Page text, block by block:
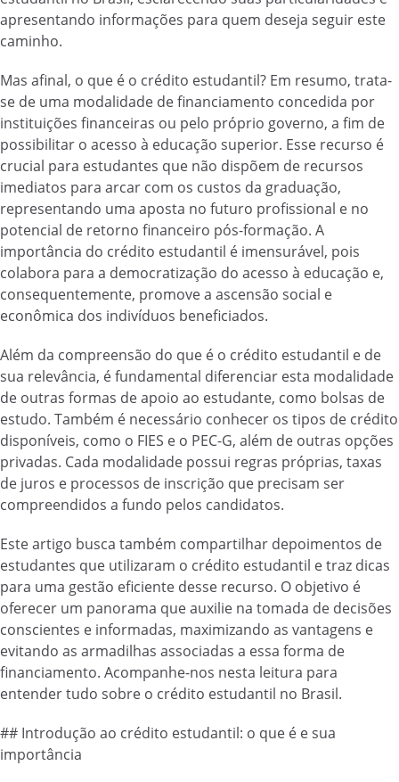
apresentando informações para quem deseja seguir este
caminho.
Mas afinal, o que é o crédito estudantil? Em resumo, trata-
se de uma modalidade de financiamento concedida por
instituições financeiras ou pelo próprio governo, a fim de
possibilitar o acesso à educação superior. Esse recurso é
crucial para estudantes que não dispõem de recursos
imediatos para arcar com os custos da graduação,
representando uma aposta no futuro profissional e no
potencial de retorno financeiro pós-formação. A
importância do crédito estudantil é imensurável, pois
colabora para a democratização do acesso à educação e,
consequentemente, promove a ascensão social e
econômica dos indivíduos beneficiados.
Além da compreensão do que é o crédito estudantil e de
sua relevância, é fundamental diferenciar esta modalidade
de outras formas de apoio ao estudante, como bolsas de
estudo. Também é necessário conhecer os tipos de crédito
disponíveis, como o FIES e o PEC-G, além de outras opções
privadas. Cada modalidade possui regras próprias, taxas
de juros e processos de inscrição que precisam ser
compreendidos a fundo pelos candidatos.
Este artigo busca também compartilhar depoimentos de
estudantes que utilizaram o crédito estudantil e traz dicas
para uma gestão eficiente desse recurso. O objetivo é
oferecer um panorama que auxilie na tomada de decisões
conscientes e informadas, maximizando as vantagens e
evitando as armadilhas associadas a essa forma de
financiamento. Acompanhe-nos nesta leitura para
entender tudo sobre o crédito estudantil no Brasil.
## Introdução ao crédito estudantil: o que é e sua
importância